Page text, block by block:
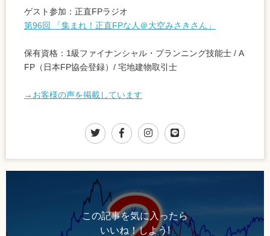
ゲスト参加：正直FPラジオ
第96回 「集まれ！正直FPな人＠大空みさきさん」
保有資格：1級ファイナンシャル・プランニング技能士 / A
FP（日本FP協会登録）/ 宅地建物取引士
→お客様の声を掲載しています
この記事を気に入ったら
いいね！しよう!